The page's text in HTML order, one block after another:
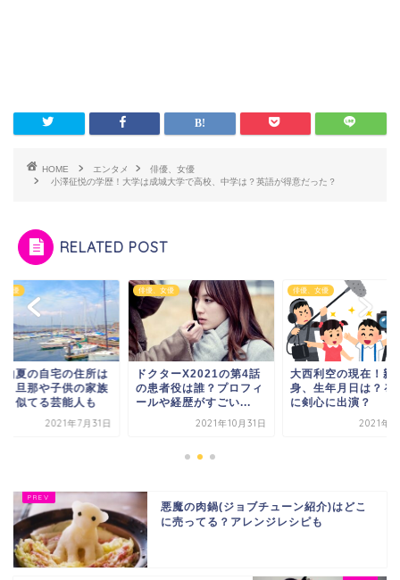
HOME エンタメ
俳優、女優
小澤征悦の学歴！大学は成城大学で高校、中学は？英語が得意だった？
RELATED POST
女優
由夏の自宅の住所は
？旦那や子供の家族
、似てる芸能人も
2021年7月31日
俳優、女優
ドクターX2021の第4話
の患者役は誰？プロフィ
ールや経歴がすごい...
2021年10月31日
俳優、女優
大西利空の現在！親
身、生年月日は？る
に剣心に出演？
2021年5
悪魔の肉鍋(ジョブチューン紹介)はどこ
に売ってる？アレンジレシピも